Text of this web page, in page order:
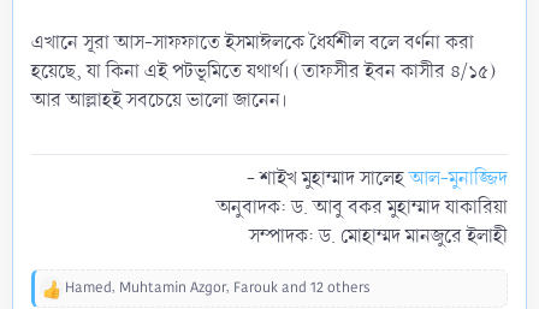
এখানে সূরা আস-সাফফাতে ইসমাঈলকে ধৈর্যশীল বলে বর্ণনা করা
হয়েছে, যা কিনা এই পটভূমিতে যথার্থ। (তাফসীর ইবন কাসীর ৪/১৫)
আর আল্লাহই সবচেয়ে ভালো জানেন।
- শাইখ মুহাম্মাদ সালেহআল-মুনাজ্জিদ
অনুবাদক: ড. আবু বকর মুহাম্মাদ যাকারিয়া
সম্পাদক: ড. মোহাম্মদ মানজুরে ইলাহী​
R
Hamed, Muhtamin Azgor, Faroukand 12 others